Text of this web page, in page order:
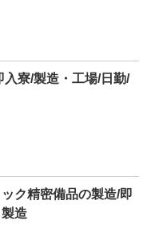
入寮/製造・工場/日勤/
ク精密備品の製造/即
造